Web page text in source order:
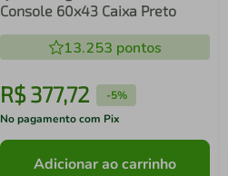
Console 60x43 Caixa Preto
13.253 pontos
R$ 377,72 -5%
No pagamento com Pix
Adicionar ao carrinho